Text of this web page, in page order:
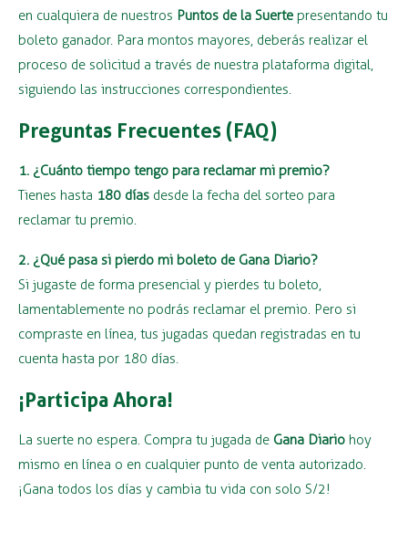
en cualquiera de nuestros Puntos de la Suerte presentando tu
boleto ganador. Para montos mayores, deberás realizar el
proceso de solicitud a través de nuestra plataforma digital,
siguiendo las instrucciones correspondientes.
Preguntas Frecuentes (FAQ)
1. ¿Cuánto tiempo tengo para reclamar mi premio?
Tienes hasta 180 días desde la fecha del sorteo para
reclamar tu premio.
2. ¿Qué pasa si pierdo mi boleto de Gana Diario?
Si jugaste de forma presencial y pierdes tu boleto,
lamentablemente no podrás reclamar el premio. Pero si
compraste en línea, tus jugadas quedan registradas en tu
cuenta hasta por 180 días.
¡Participa Ahora!
La suerte no espera. Compra tu jugada de Gana Diario hoy
mismo en línea o en cualquier punto de venta autorizado.
¡Gana todos los días y cambia tu vida con solo S/2!